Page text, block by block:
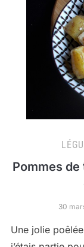
Pommes
30
Une jolie